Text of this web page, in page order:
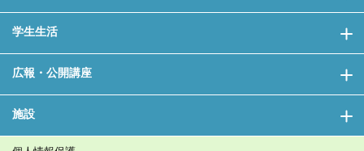
学生生活
広報・公開講座
施設